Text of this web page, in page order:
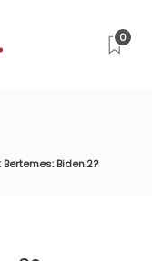
0
Bertemes: Biden.2?